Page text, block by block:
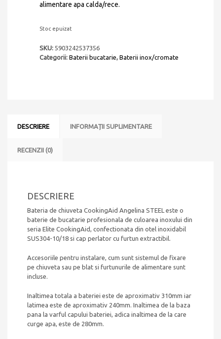
alimentare apa calda/rece.
Stoc epuizat
SKU: 5903242537356
Categorii: Baterii bucatarie, Baterii inox/cromate
DESCRIERE INFORMAȚII SUPLIMENTARE
RECENZII (0)
DESCRIERE
Bateria de chiuveta CookingAid Angelina STEEL este o
baterie de bucatarie profesionala de culoarea inoxului din
seria Elite CookingAid, confectionata din otel inoxidabil
SUS304-10/18 si cap perlator cu furtun extractibil.
Accesoriile pentru instalare, cum sunt sistemul de fixare
pe chiuveta sau pe blat si furtunurile de alimentare sunt
incluse.
Inaltimea totala a bateriei este de aproximativ 310mm iar
latimea este de aproximativ 240mm. Inaltimea de la baza
pana la varful capului bateriei, adica inaltimea de la care
curge apa, este de 280mm.